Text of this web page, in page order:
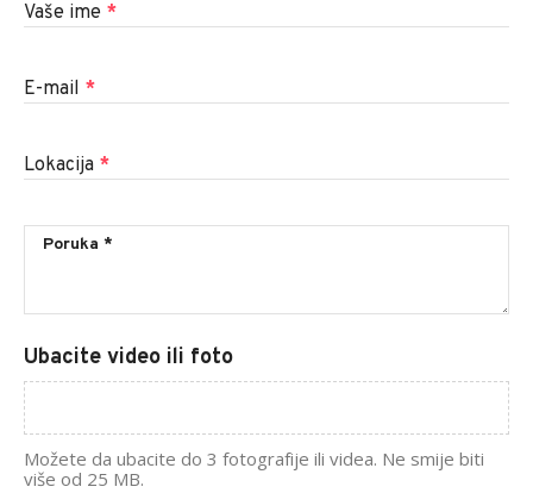
Vaše ime *
E-mail *
Lokacija *
Ubacite video ili foto
Možete da ubacite do 3 fotografije ili videa. Ne smije biti
više od 25 MB.